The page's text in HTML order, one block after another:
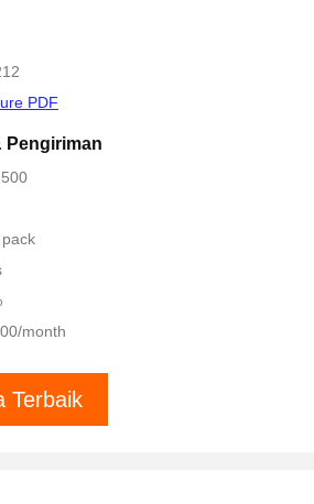
PDF
Pengiriman
month
Terbaik